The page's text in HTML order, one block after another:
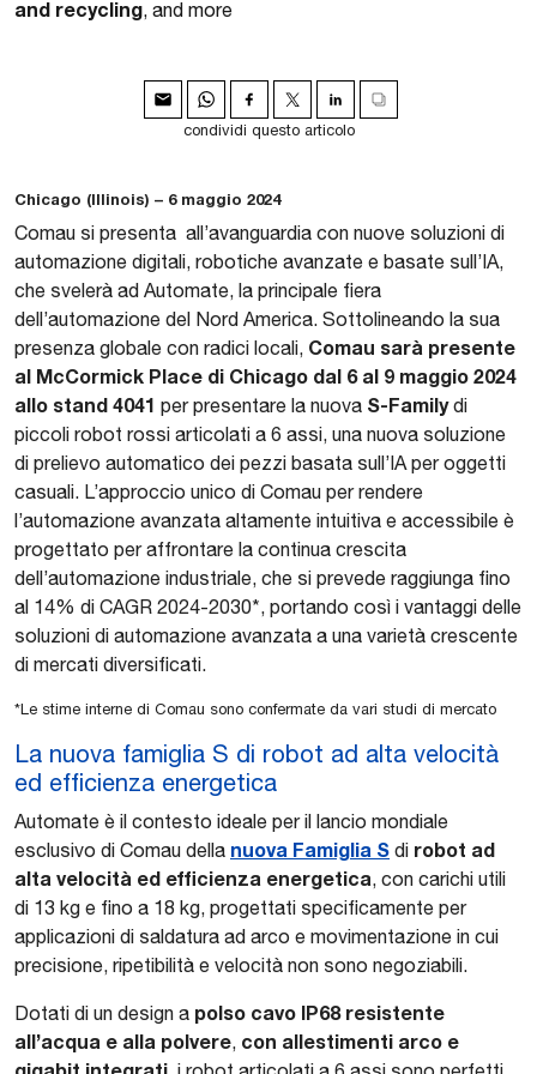
and recycling, and more
condividi questo articolo
Chicago (Illinois) – 6 maggio 2024
Comau si presenta all’avanguardia con nuove soluzioni di
automazione digitali, robotiche avanzate e basate sull’IA,
che svelerà ad Automate, la principale fiera
dell’automazione del Nord America. Sottolineando la sua
presenza globale con radici locali, Comau sarà presente
al McCormick Place di Chicago dal 6 al 9 maggio 2024
allo stand 4041 per presentare la nuova S-Familydi
piccoli robot rossi articolati a 6 assi, una nuova soluzione
di prelievo automatico dei pezzi basata sull’IA per oggetti
casuali. L’approccio unico di Comau per rendere
l’automazione avanzata altamente intuitiva e accessibile è
progettato per affrontare la continua crescita
dell’automazione industriale, che si prevede raggiunga fino
al 14% di CAGR 2024-2030*, portando così i vantaggi delle
soluzioni di automazione avanzata a una varietà crescente
di mercati diversificati.
*Le stime interne di Comau sono confermate da vari studi di mercato
La nuova famiglia S di robot ad alta velocità
ed efficienza energetica
Automate è il contesto ideale per il lancio mondiale
esclusivo di Comau della nuova Famiglia S di robot ad
alta velocità ed efficienza energetica, con carichi utili
di 13 kg e fino a 18 kg, progettati specificamente per
applicazioni di saldatura ad arco e movimentazione in cui
precisione, ripetibilità e velocità non sono negoziabili.
Dotati di un design a polso cavo IP68 resistente
all’acqua e alla polvere, con allestimenti arco e